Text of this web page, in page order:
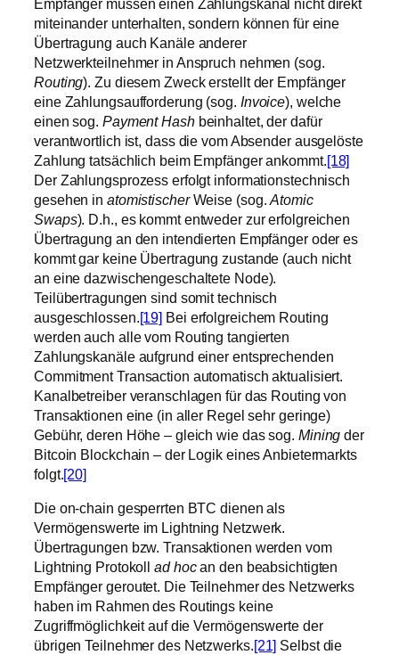
Empfänger müssen einen Zahlungskanal nicht direkt
miteinander unterhalten, sondern können für eine
Übertragung auch Kanäle anderer
Netzwerkteilnehmer in Anspruch nehmen (sog.
Routing). Zu diesem Zweck erstellt der Empfänger
eine Zahlungsaufforderung (sog. Invoice), welche
einen sog. Payment Hashbeinhaltet, der dafür
verantwortlich ist, dass die vom Absender ausgelöste
Zahlung tatsächlich beim Empfänger ankommt.[18]
Der Zahlungsprozess erfolgt informationstechnisch
gesehen in atomistischerWeise (sog.Atomic
Swaps). D.h., es kommt entweder zur erfolgreichen
Übertragung an den intendierten Empfänger oder es
kommt gar keine Übertragung zustande (auch nicht
an eine dazwischengeschaltete Node).
Teilübertragungen sind somit technisch
ausgeschlossen.[19] Bei erfolgreichem Routing
werden auch alle vom Routing tangierten
Zahlungskanäle aufgrund einer entsprechenden
Commitment Transaction automatisch aktualisiert.
Kanalbetreiber veranschlagen für das Routing von
Transaktionen eine (in aller Regel sehr geringe)
Gebühr, deren Höhe – gleich wie das sog. Mining der
Bitcoin Blockchain – der Logik eines Anbietermarkts
folgt.[20]
Die on-chain gesperrten BTC dienen als
Vermögenswerte im Lightning Netzwerk.
Übertragungen bzw. Transaktionen werden vom
Lightning Protokollad hocan den beabsichtigten
Empfänger geroutet. Die Teilnehmer des Netzwerks
haben im Rahmen des Routings keine
Zugriffmöglichkeit auf die Vermögenswerte der
übrigen Teilnehmer des Netzwerks.[21] Selbst die